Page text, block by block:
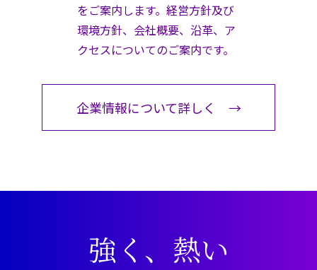
をご案内します。経営方針及び
環境方針、会社概要、沿革、ア
クセスについてのご案内です。
企業情報について詳しく →
強く、熱い